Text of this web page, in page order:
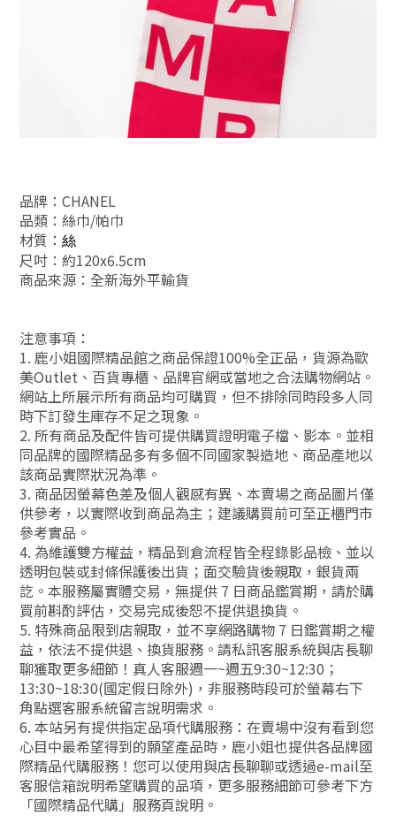
品牌：CHANEL
品類： 絲巾/帕巾
材質： 絲
尺吋： 約120x6.5cm
商品來源：全新海外平輸貨
注意事項：
1. 鹿小姐國際精品館之商品保證100%全正品，貨源為歐
美Outlet、百貨專櫃、品牌官網或當地之合法購物網站。
網站上所展示所有商品均可購買，但不排除同時段多人同
時下訂發生庫存不足之現象。
2. 所有商品及配件皆可提供購買證明電子檔、影本。並相
同品牌的國際精品多有多個不同國家製造地、商品產地以
該商品實際狀況為準。
3. 商品因螢幕色差及個人觀感有異、本賣場之商品圖片僅
供參考，以實際收到商品為主；建議購買前可至正櫃門市
參考實品。
4. 為維護雙方權益，精品到倉流程皆全程錄影品檢、並以
透明包裝或封條保護後出貨；面交驗貨後親取，銀貨兩
訖。本服務屬實體交易，無提供 7 日商品鑑賞期，請於購
買前斟酌評估，交易完成後恕不提供退換貨。
5. 特殊商品限到店親取，並不享網路購物 7 日鑑賞期之權
益，依法不提供退、換貨服務。請私訊客服系統與店長聊
聊獲取更多細節！真人客服週一~週五9:30~12:30；
13:30~18:30(國定假日除外)，非服務時段可於螢幕右下
角點選客服系統留言說明需求。
6. 本站另有提供指定品項代購服務：在賣場中沒有看到您
心目中最希望得到的願望產品時，鹿小姐也提供各品牌國
際精品代購服務！您可以使用與店長聊聊或透過e-mail至
客服信箱說明希望購買的品項，更多服務細節可參考下方
「國際精品代購」服務頁說明。